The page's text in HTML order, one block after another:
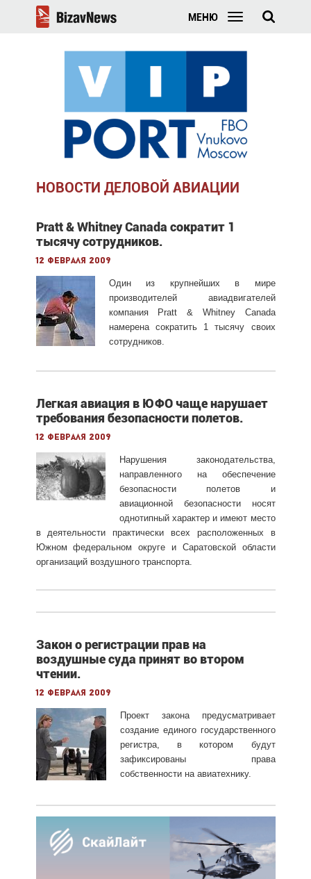
МЕНЮ
НОВОСТИ ДЕЛОВОЙ АВИАЦИИ
Pratt & Whitney Canada сократит 1
тысячу сотрудников.
12 февраля 2009
Один из крупнейших в мире
производителей авиадвигателей
компания Pratt & Whitney Canada
намерена сократить 1 тысячу своих
сотрудников.
Легкая авиация в ЮФО чаще нарушает
требования безопасности полетов.
12 февраля 2009
Нарушения законодательства,
направленного на обеспечение
безопасности полетов и
авиационной безопасности носят
однотипный характер и имеют место
в деятельности практически всех расположенных в
Южном федеральном округе и Саратовской области
организаций воздушного транспорта.
Закон о регистрации прав на
воздушные суда принят во втором
чтении.
12 февраля 2009
Проект закона предусматривает
создание единого государственного
регистра, в котором будут
зафиксированы права
собственности на авиатехнику.